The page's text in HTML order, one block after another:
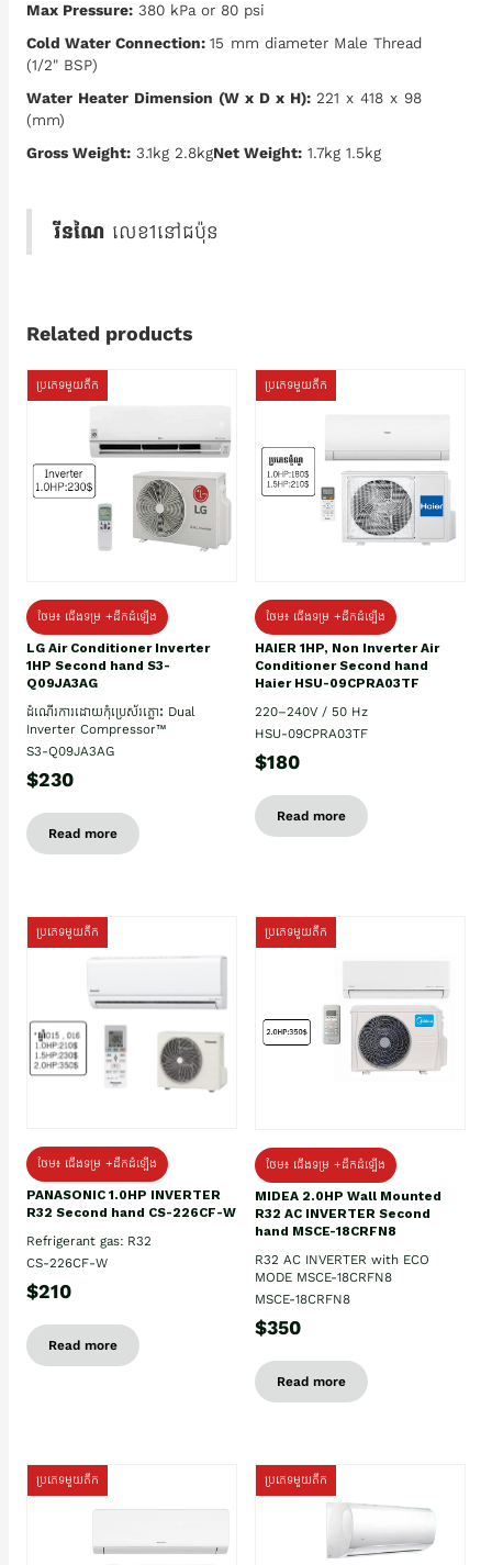
Max Pressure: 380 kPa or 80 psi
Cold Water Connection:15 mm diameter Male Thread
(1/2" BSP)
Water Heater Dimension (W x D x H): 221 x 418 x 98
(mm)
Gross Weight: 3.1kg 2.8kgNet Weight: 1.7kg 1.5kg
រីនណៃ លេខ1នៅជប៉ុន
Related products
ប្រភេទមួយតឹក
ថែម៖ ជើងទម្រ +ដឹកដំឡើង
LG Air Conditioner Inverter
1HP Second hand S3-
Q09JA3AG
ដំណើរការដោយកុំប្រេស័រភ្លោះ Dual
Inverter Compressor™
S3-Q09JA3AG
$230
Read more
ប្រភេទមួយតឹក
ថែម៖ ជើងទម្រ +ដឹកដំឡើង
HAIER 1HP, Non Inverter Air
Conditioner Second hand
Haier HSU-09CPRA03TF
220–240V / 50 Hz
HSU-09CPRA03TF
$180
Read more
ប្រភេទមួយតឹក
ថែម៖ ជើងទម្រ +ដឹកដំឡើង
PANASONIC 1.0HP INVERTER
R32 Second hand CS-226CF-W
Refrigerant gas: R32
CS-226CF-W
$210
Read more
ប្រភេទមួយតឹក
ថែម៖ ជើងទម្រ +ដឹកដំឡើង
MIDEA 2.0HP Wall Mounted
R32 AC INVERTER Second
hand MSCE-18CRFN8
R32 AC INVERTER with ECO
MODE MSCE-18CRFN8
MSCE-18CRFN8
$350
Read more
ប្រភេទមួយតឹក ប្រភេទមួយតឹក